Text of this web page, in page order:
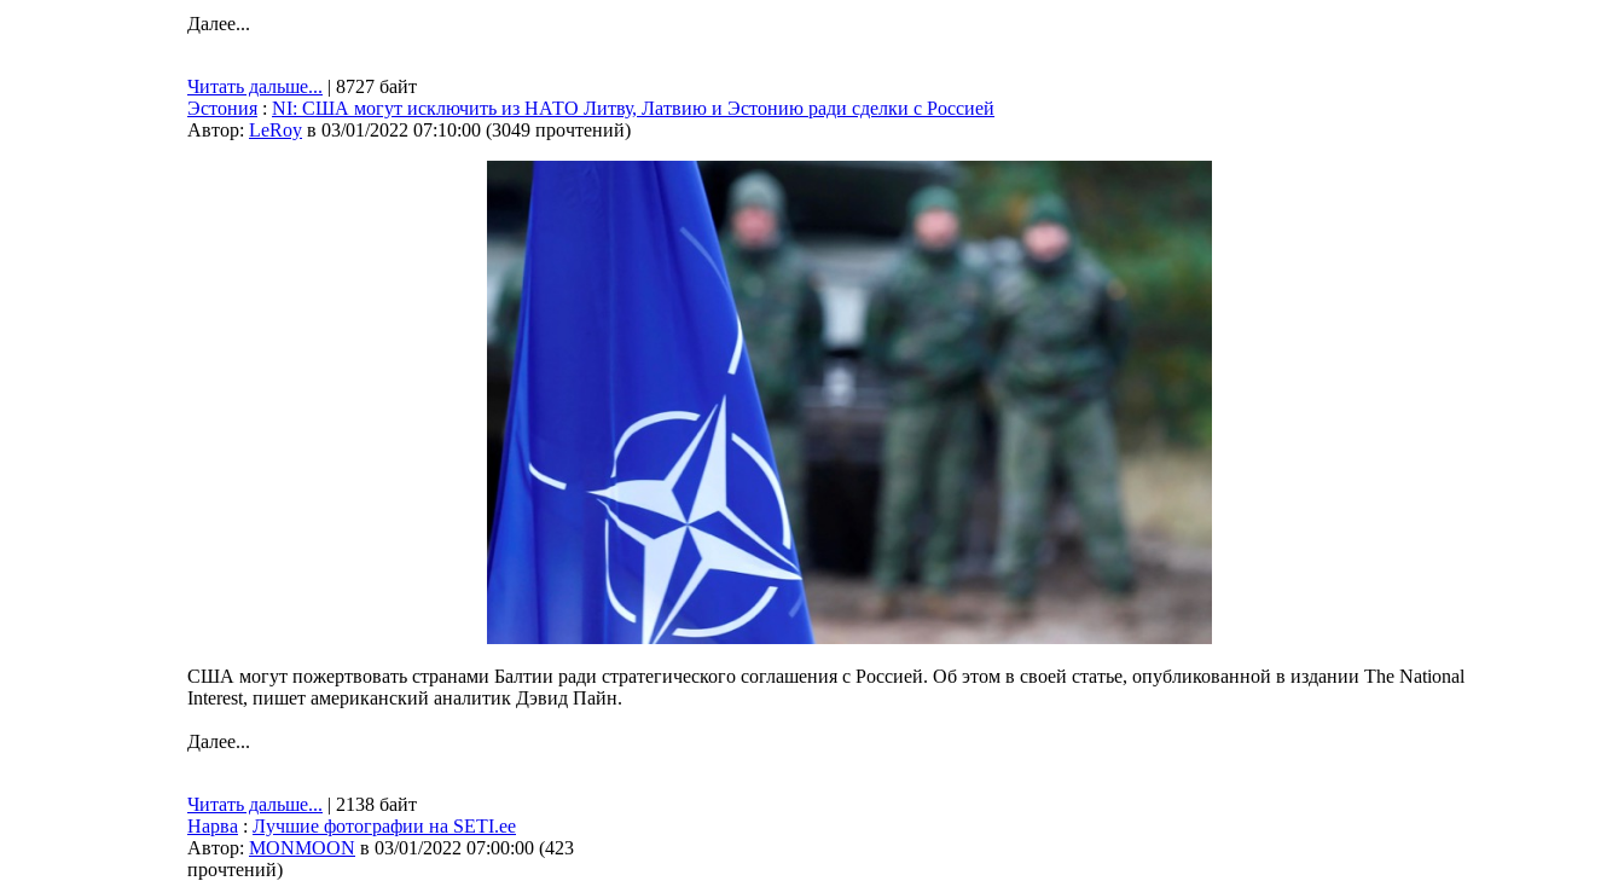
Далее...
Читать дальше... | 8727 байт
Эстония : NI: США могут исключить из НАТО Литву, Латвию и Эстонию ради сделки с Россией
Автор: LeRoy в 03/01/2022 07:10:00 (3049 прочтений)
США могут пожертвовать странами Балтии ради стратегического соглашения с Россией. Об этом в своей статье, опубликованной в издании The National
Interest, пишет американский аналитик Дэвид Пайн.
Далее...
Читать дальше... | 2138 байт
Нарва : Лучшие фотографии на SETI.ee
Автор: MONMOON в 03/01/2022 07:00:00 (423
прочтений)